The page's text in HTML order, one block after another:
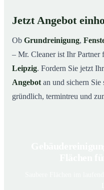
Jetzt Angebot
Ob Grundreinigung,
– Mr. Cleaner ist Ihr Partner
Leipzig. Fordern Sie jetzt Ihr
Angebot an und sichern Sie
gründlich, termintreu und